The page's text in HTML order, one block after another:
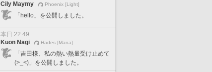
Cily Maymy
Phoenix [Light]
「hello」を公開しました。
本日 22:49
Kuon Nagi
Hades [Mana]
「吉田様、私の熱い熱量受け止めて
(>_<)」を公開しました。